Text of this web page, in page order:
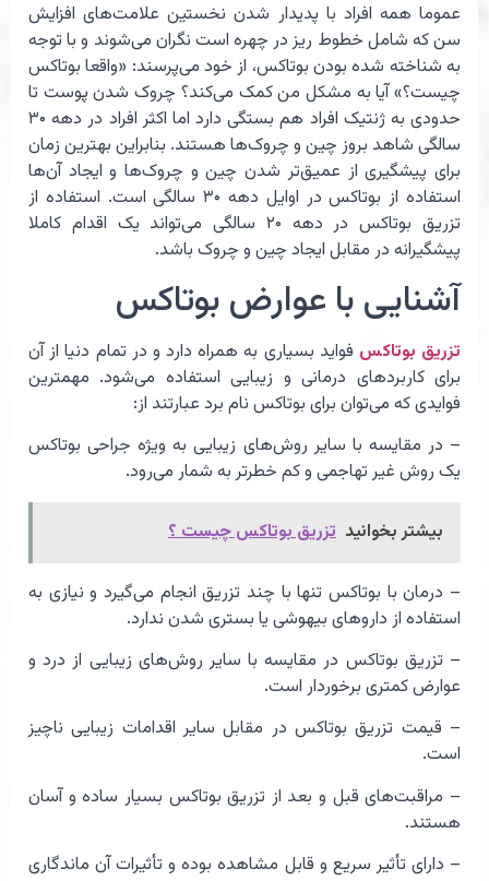
عموما همه افراد با پدیدار شدن نخستین علامت‌های افزایش
سن که شامل خطوط ریز در چهره است نگران می‌شوند و با توجه
به شناخته شده بودن بوتاکس، از خود می‌پرسند: «واقعا بوتاکس
چیست؟» آیا به مشکل من کمک می‌کند؟ چروک شدن پوست تا
حدودی به ژنتیک افراد هم بستگی دارد اما اکثر افراد در دهه ۳۰
سالگی شاهد بروز چین و چروک‌ها هستند. بنابراین بهترین زمان
برای پیشگیری از عمیق‌تر شدن چین و چروک‌ها و ایجاد آن‌ها
استفاده از بوتاکس در اوایل دهه ۳۰ سالگی است. استفاده از
تزریق بوتاکس در دهه ۲۰ سالگی می‌تواند یک اقدام کاملا
پیشگیرانه در مقابل ایجاد چین و چروک باشد.
آشنایی با عوارض بوتاکس
تزریق بوتاکس فواید بسیاری به همراه دارد و در تمام دنیا از آن
برای کاربردهای درمانی و زیبایی استفاده می‌شود. مهمترین
فوایدی که می‌توان برای بوتاکس نام برد عبارتند از:
– در مقایسه با سایر روش‌های زیبایی به ویژه جراحی بوتاکس
یک روش غیر تهاجمی و کم خطرتر به شمار می‌رود.
بیشتر بخوانید تزریق بوتاکس چیست ؟
– درمان با بوتاکس تنها با چند تزریق انجام می‌گیرد و نیازی به
استفاده از داروهای بیهوشی یا بستری شدن ندارد.
– تزریق بوتاکس در مقایسه با سایر روش‌های زیبایی از درد و
عوارض کمتری برخوردار است.
– قیمت تزریق بوتاکس در مقابل سایر اقدامات زیبایی ناچیز
است.
– مراقبت‌های قبل و بعد از تزریق بوتاکس بسیار ساده و آسان
هستند.
– دارای تأثیر سریع و قابل مشاهده بوده و تأثیرات آن ماندگاری